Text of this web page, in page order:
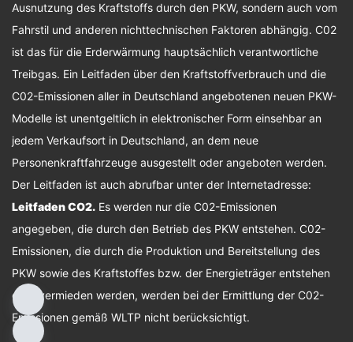
Ausnutzung des Kraftstoffs durch den PKW, sondern auch vom
Fahrstil und anderen nichttechnischen Faktoren abhängig. C02
ist das für die Erderwärmung hauptsächlich verantwortliche
Treibgas. Ein Leitfaden über den Kraftstoffverbrauch und die
C02-Emissionen aller in Deutschland angebotenen neuen PKW-
Modelle ist unentgeltlich in elektronischer Form einsehbar an
jedem Verkaufsort in Deutschland, an dem neue
Personenkraftfahrzeuge ausgestellt oder angeboten werden.
Der Leitfaden ist auch abrufbar unter der Internetadresse:
Leitfaden CO2. Es werden nur die C02-Emissionen
angegeben, die durch den Betrieb des PKW entstehen. C02-
Emissionen, die durch die Produktion und Bereitstellung des
PKW sowie des Kraftstoffes bzw. der Energieträger entstehen
oder vermieden werden, werden bei der Ermittlung der C02-
Emissionen gemäß WLTP nicht berücksichtigt.